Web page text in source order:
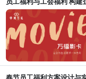
春节员工福利方案设计